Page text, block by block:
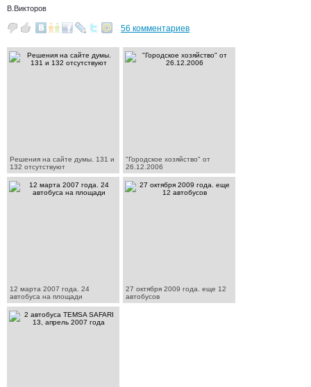
В.Викторов
56 комментариев
Решения на сайте думы. 131 и
132 отсутствуют
"Городское хозяйство" от
26.12.2006
12 марта 2007 года. 24
автобуса на площади
27 октября 2009 года. еще 12
автобусов